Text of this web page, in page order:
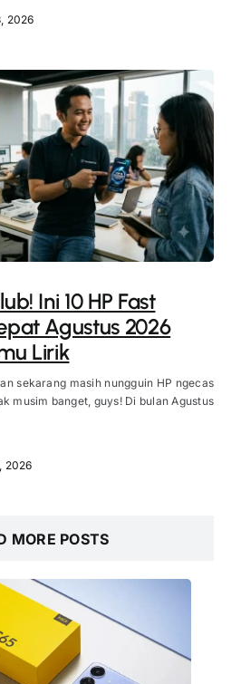
2026
Ini 10 HP Fast
Agustus 2026
Lirik
sekarang masih nungguin HP ngecas
musim banget, guys! Di bulan Agustus
2026
MORE POSTS